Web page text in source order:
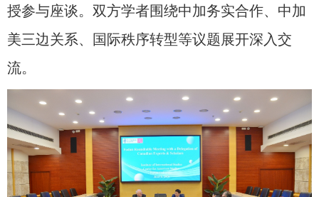
授参与座谈。双方学者围绕中加务实合作、中加
美三边关系、国际秩序转型等议题展开深入交
流。